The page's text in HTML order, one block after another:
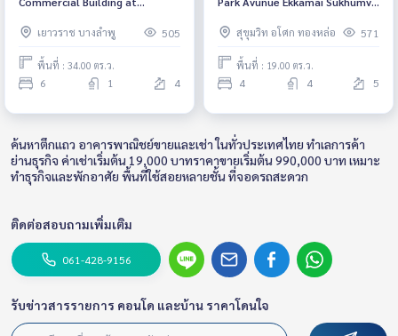
Ready to move in Rental 64,999
THB./Month
เยาวราช บางลำพู 505
พื้นที่ : 34.00 ตร.ว.
6 1 4
สุขุมวิท อโศก ทองหล่อ
571
พื้นที่ : 19.00 ตร.ว.
4 4 5
ค้นหาตึกแถว อาคารพาณิชย์ขายและเช่า ในทั่วประเทศไทย ทำเลการค้า
ย่านธุรกิจ ค่าเช่าเริ่มต้น 19,000 บาทราคาขายเริ่มต้น 990,000 บาท เหมาะ
ทำธุรกิจและพักอาศัย พื้นที่ใช้สอยหลายชั้น ที่จอดรถสะดวก
ติดต่อสอบถามเพิ่มเติม
061-428-9156
รับข่าวสารรายการ คอนโด และบ้าน ราคาโดนใจ